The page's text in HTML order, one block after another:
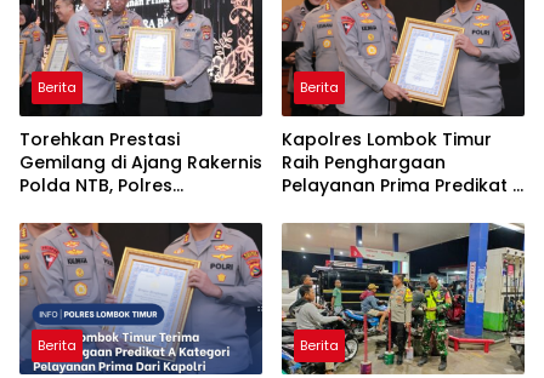
Berita
Torehkan Prestasi
Gemilang di Ajang Rakernis
Polda NTB, Polres
Penghargaan Pelayanan
Prima Kapolri
Berita
Kapolres Lombok Timur
Raih Penghargaan
Pelayanan Prima Predikat A
Berita Berita